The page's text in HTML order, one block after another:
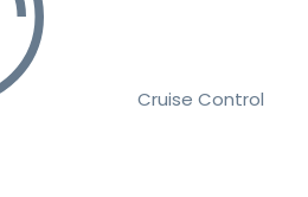
Cruise Control